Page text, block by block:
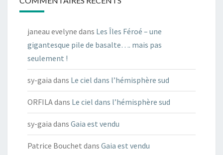
janeau evelyne dans Les Îles Féroé – une
gigantesque pile de basalte…. mais pas
seulement !
sy-gaia dans Le ciel dans l’hémisphère sud
ORFILAdans Le ciel dans l’hémisphère sud
sy-gaia dans Gaia est vendu
Patrice Bouchet dans Gaia est vendu